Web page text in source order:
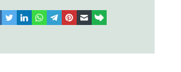
twitterlinkedinwhatsapptelegram
pinterest email link